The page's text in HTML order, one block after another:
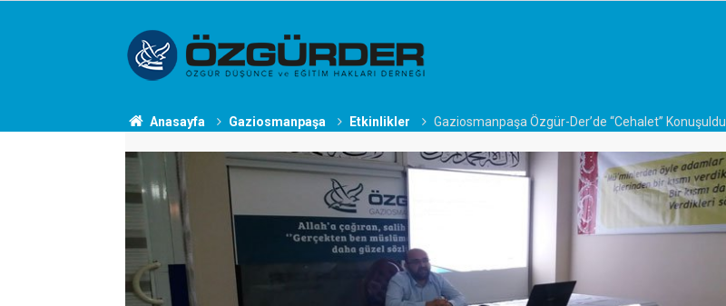
Anasayfa Gaziosmanpaşa Etkinlikler Gaziosmanpaşa Özgür-Der’de “Cehalet” Konuşuldu